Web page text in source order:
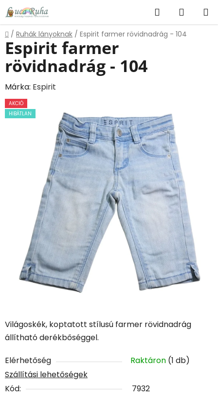
Ugrás
fő
tartalomhoz
KeresésKOSÁR
Kezdőlap
/ Ruhák lányoknak / Espirit farmer rövidnadrág - 104
Világoskék, koptatott stílusú farmer rövidnadrág
állítható derékbőséggel.
Elérhetőség Raktáron (1 db)
Szállítási lehetőségek
Kód:
7932
Espirit farmer
rövidnadrág - 104
Márka: Espirit
AKCIÓ
HIBÁTLAN